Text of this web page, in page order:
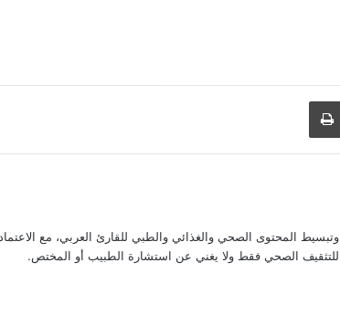
البريد طباعة
المحتوى الصحي والغذائي والطبي للقارئ العربي، مع
للتثقيف الصحي فقط ولا يغني عن استشارة الطبيب أو المختص.